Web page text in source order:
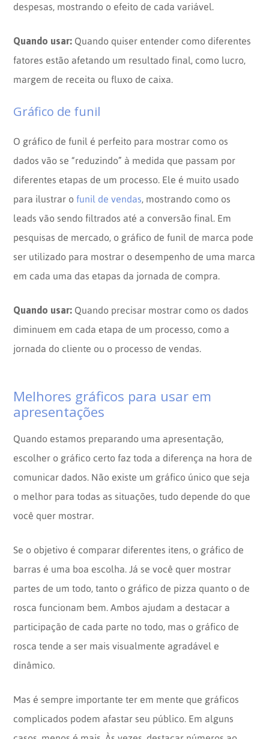
despesas, mostrando o efeito de cada variável.
Quando usar: Quando quiser entender como diferentes
fatores estão afetando um resultado final, como lucro,
margem de receita ou fluxo de caixa.
Gráfico de funil
O gráfico de funil é perfeito para mostrar como os
dados vão se “reduzindo” à medida que passam por
diferentes etapas de um processo. Ele é muito usado
para ilustrar o funil de vendas, mostrando como os
leads vão sendo filtrados até a conversão final. Em
pesquisas de mercado, o gráfico de funil de marca pode
ser utilizado para mostrar o desempenho de uma marca
em cada uma das etapas da jornada de compra.
Quando usar: Quando precisar mostrar como os dados
diminuem em cada etapa de um processo, como a
jornada do cliente ou o processo de vendas.
Melhores gráficos para usar em
apresentações
Quando estamos preparando uma apresentação,
escolher o gráfico certo faz toda a diferença na hora de
comunicar dados. Não existe um gráfico único que seja
o melhor para todas as situações, tudo depende do que
você quer mostrar.
Se o objetivo é comparar diferentes itens, o gráfico de
barras é uma boa escolha. Já se você quer mostrar
partes de um todo, tanto o gráfico de pizza quanto o de
rosca funcionam bem. Ambos ajudam a destacar a
participação de cada parte no todo, mas o gráfico de
rosca tende a ser mais visualmente agradável e
dinâmico.
Mas é sempre importante ter em mente que gráficos
complicados podem afastar seu público. Em alguns